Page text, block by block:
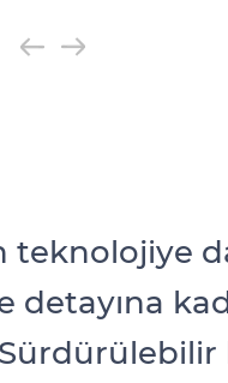
teknolojiye
detayına